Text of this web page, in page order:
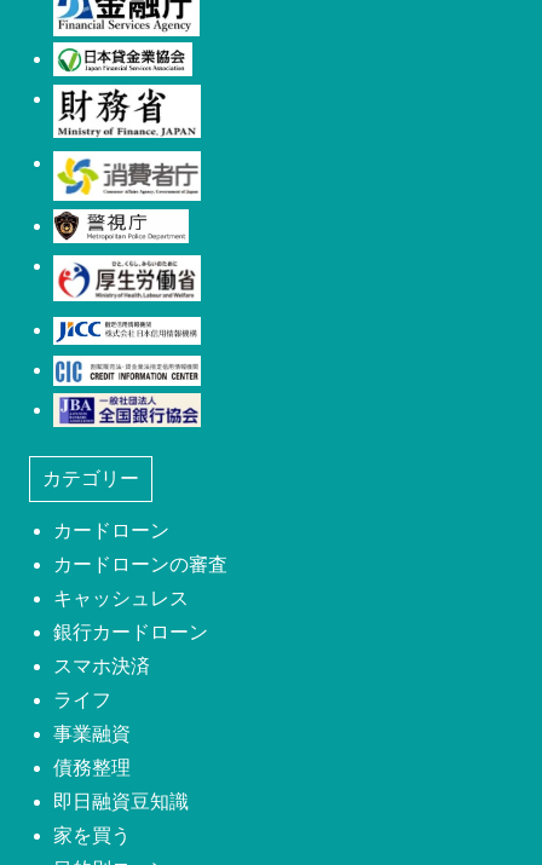
カテゴリー
カードローン
カードローンの審査
キャッシュレス
銀行カードローン
スマホ決済
ライフ
事業融資
債務整理
即日融資豆知識
家を買う